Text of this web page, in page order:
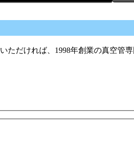
ただければ、1998年創業の真空